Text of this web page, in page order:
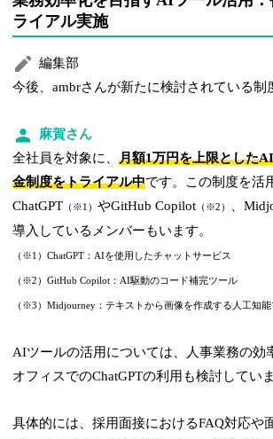
ライアル実施
編集部
今後、ambrさんが新たに検討されている制
麻賀さん
全社員を対象に、月額1万円を上限とした
金制度をトライアル中です。この制度を活
ChatGPT （※1）やGitHub Copilot （※2） 、
導入しているメンバーもいます。
（※1）ChatGPT：AIを使用したチャットサービス
（※2）GitHub Copilot：AI駆動のコード補完ツール
（※3）Midjourney：テキストから画像を作成する人工知能
AIツールの活用については、人事業務の効
オフィスでのChatGPTの利用も検討していま
具体的には、採用面接におけるFAQ対応や